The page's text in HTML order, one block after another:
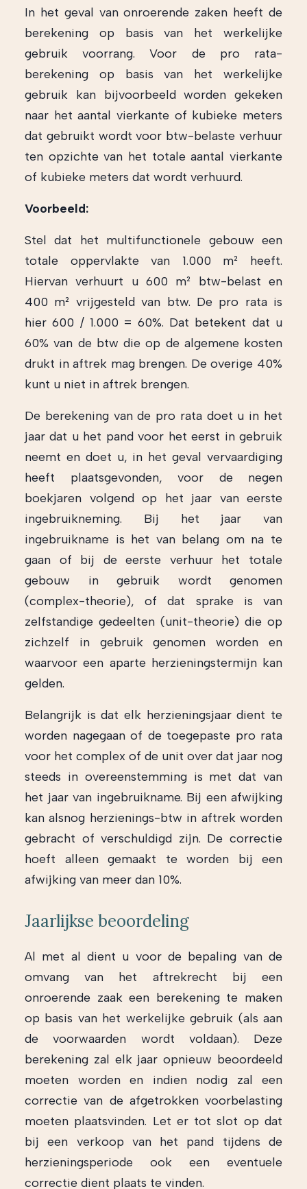
In het geval van onroerende zaken heeft de
berekening op basis van het werkelijke
gebruik voorrang. Voor de pro rata-
berekening op basis van het werkelijke
gebruik kan bijvoorbeeld worden gekeken
naar het aantal vierkante of kubieke meters
dat gebruikt wordt voor btw-belaste verhuur
ten opzichte van het totale aantal vierkante
of kubieke meters dat wordt verhuurd.
Voorbeeld:
Stel dat het multifunctionele gebouw een
totale oppervlakte van 1.000 m² heeft.
Hiervan verhuurt u 600 m² btw-belast en
400 m² vrijgesteld van btw. De pro rata is
hier 600 / 1.000 = 60%. Dat betekent dat u
60% van de btw die op de algemene kosten
drukt in aftrek mag brengen. De overige 40%
kunt u niet in aftrek brengen.
De berekening van de pro rata doet u in het
jaar dat u het pand voor het eerst in gebruik
neemt en doet u, in het geval vervaardiging
heeft plaatsgevonden, voor de negen
boekjaren volgend op het jaar van eerste
ingebruikneming. Bij het jaar van
ingebruikname is het van belang om na te
gaan of bij de eerste verhuur het totale
gebouw in gebruik wordt genomen
(complex-theorie), of dat sprake is van
zelfstandige gedeelten (unit-theorie) die op
zichzelf in gebruik genomen worden en
waarvoor een aparte herzieningstermijn kan
gelden.
Belangrijk is dat elk herzieningsjaar dient te
worden nagegaan of de toegepaste pro rata
voor het complex of de unit over dat jaar nog
steeds in overeenstemming is met dat van
het jaar van ingebruikname. Bij een afwijking
kan alsnog herzienings-btw in aftrek worden
gebracht of verschuldigd zijn. De correctie
hoeft alleen gemaakt te worden bij een
afwijking van meer dan 10%.
Jaarlijkse beoordeling
Al met al dient u voor de bepaling van de
omvang van het aftrekrecht bij een
onroerende zaak een berekening te maken
op basis van het werkelijke gebruik (als aan
de voorwaarden wordt voldaan). Deze
berekening zal elk jaar opnieuw beoordeeld
moeten worden en indien nodig zal een
correctie van de afgetrokken voorbelasting
moeten plaatsvinden. Let er tot slot op dat
bij een verkoop van het pand tijdens de
herzieningsperiode ook een eventuele
correctie dient plaats te vinden.